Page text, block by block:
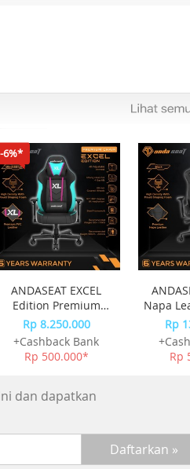
-6%*
ANDASEAT EXCEL
Edition Premium
Esport Kursi Gaming
Chair
Rp 8.250.000
+Cashback Bank
Rp 500.000*
Napa
Rp
Rp
dan dapatkan